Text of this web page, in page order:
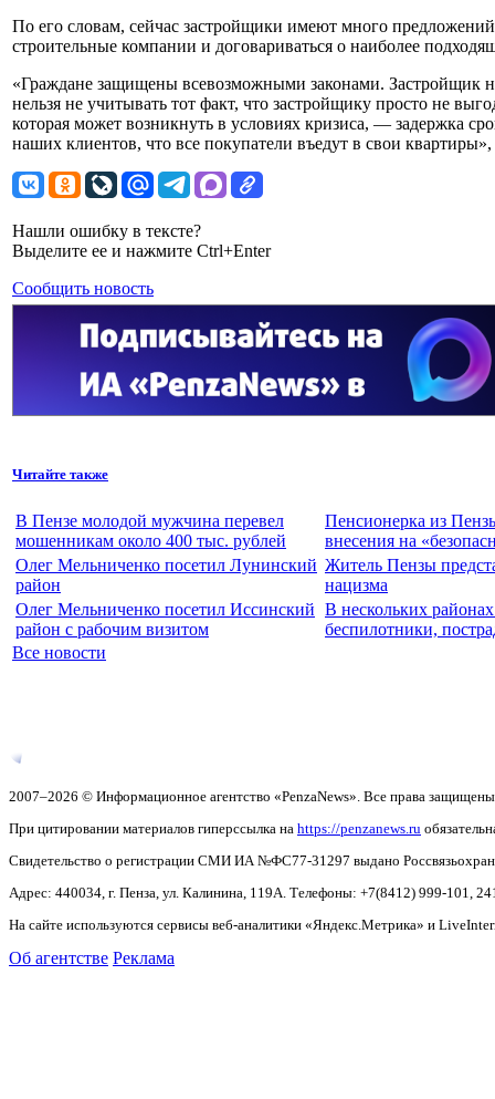
По его словам, сейчас застройщики имеют много
строительные компании и договариваться о наиболее
«Граждане защищены всевозможными законами. Застройщик
нельзя не учитывать тот факт, что застройщику просто не
которая может возникнуть в условиях кризиса, — задержка
наших клиентов, что все покупатели въедут в свои
Нашли ошибку в тексте?
Выделите ее и нажмите Ctrl+Enter
Сообщить новость
Читайте также
В Пензе молодой мужчина перевел
мошенникам около 400 тыс. рублей
Пенсионерка из
внесения на
Олег Мельниченко посетил Лунинский
район
Житель Пензы
нацизма
Олег Мельниченко посетил Иссинский
район с рабочим визитом
В нескольких
беспилотники,
Все новости
2007–2026 © Информационное агентство «PenzaNews». Все права
При цитировании материалов гиперссылка на https://penzanews.ru
Свидетельство о регистрации СМИ ИА №ФС77-31297 выдано
Адрес: 440034, г. Пенза, ул. Калинина, 119А. Телефоны: +7(8412) 999-101,
На сайте используются сервисы веб-аналитики «Яндекс.Метрика» и
Об агентстве Реклама